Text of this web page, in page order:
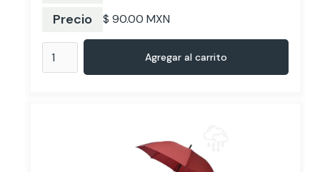
Precio $ 90.00 MXN